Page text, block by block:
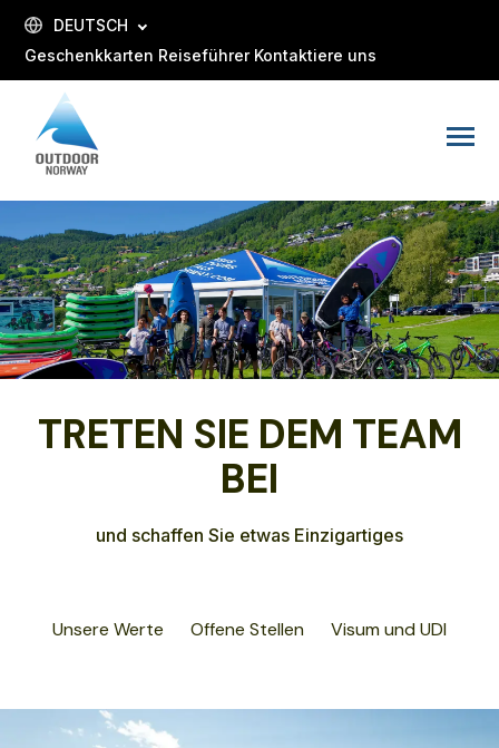
CONTENT
Geschenkkarten Reiseführer Kontaktiere uns
DEUTSCH
Toggle
TRETEN SIE DEM TEAM
BEI
und schaffen Sie etwas Einzigartiges
NAVIGATION
Unsere Werte Offene Stellen Visum und UDI